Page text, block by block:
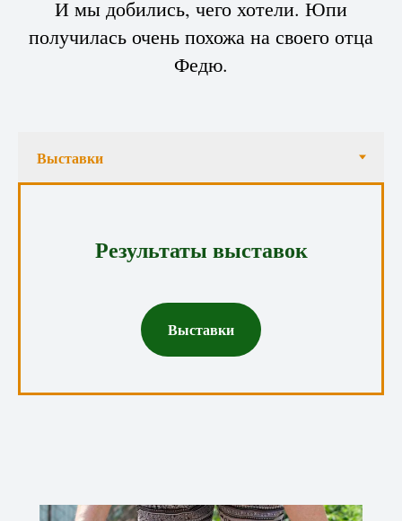
И мы добились, чего хотели. Юпи
получилась очень похожа на своего отца
Федю.
Результаты выставок
Выставки